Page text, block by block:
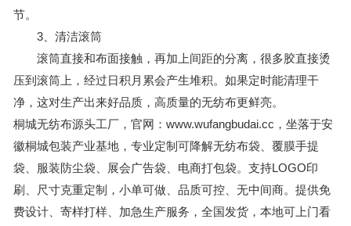
节。
3、清洁滚筒
滚筒直接和布面接触，再加上间距的分离，很多胶直接烫
压到滚筒上，经过日积月累会产生堆积。如果定时能清理干
净，这对生产出来好品质，高质量的无纺布更鲜亮。
桐城无纺布源头工厂，官网：www.wufangbudai.cc，坐落于安
徽桐城包装产业基地，专业定制可降解无纺布袋、覆膜手提
袋、服装防尘袋、展会广告袋、电商打包袋。支持LOGO印
刷、尺寸克重定制，小单可做、品质可控、无中间商。提供免
费设计、寄样打样、加急生产服务，全国发货，本地可上门看